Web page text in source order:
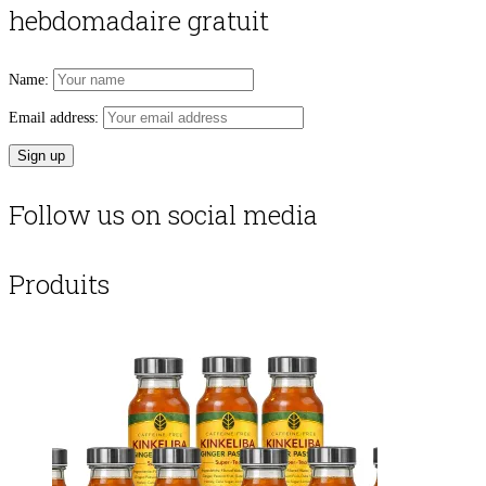
hebdomadaire gratuit
Name:
Email address:
Follow us on social media
Produits